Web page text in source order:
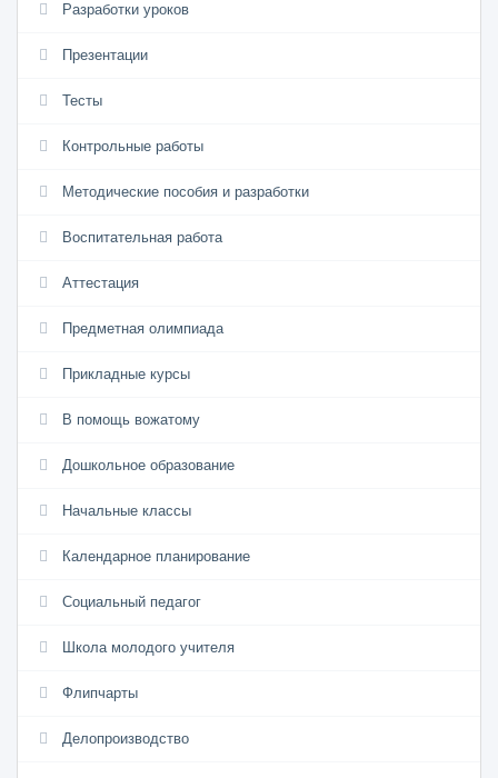
Разработки уроков
Презентации
Тесты
Контрольные работы
Методические пособия и разработки
Воспитательная работа
Аттестация
Предметная олимпиада
Прикладные курсы
В помощь вожатому
Дошкольное образование
Начальные классы
Календарное планирование
Социальный педагог
Школа молодого учителя
Флипчарты
Делопроизводство